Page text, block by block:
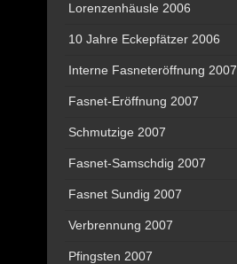
Lorenzenhäusle 2006
10 Jahre Eckepfätzer 2006
Interne Fasneteröffnung 2007
Fasnet-Eröffnung 2007
Schmutzige 2007
Fasnet-Samschdig 2007
Fasnet Sundig 2007
Verbrennung 2007
Pfingsten 2007